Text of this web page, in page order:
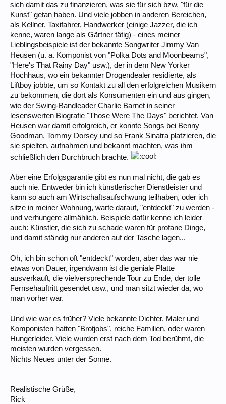
sich damit das zu finanzieren, was sie für sich bzw. "für die
Kunst" getan haben. Und viele jobben in anderen Bereichen,
als Kellner, Taxifahrer, Handwerker (einige Jazzer, die ich
kenne, waren lange als Gärtner tätig) - eines meiner
Lieblingsbeispiele ist der bekannte Songwriter Jimmy Van
Heusen (u. a. Komponist von "Polka Dots and Moonbeams",
"Here's That Rainy Day" usw.), der in dem New Yorker
Hochhaus, wo ein bekannter Drogendealer residierte, als
Liftboy jobbte, um so Kontakt zu all den erfolgreichen Musikern
zu bekommen, die dort als Konsumenten ein und aus gingen,
wie der Swing-Bandleader Charlie Barnet in seiner
lesenswerten Biografie "Those Were The Days" berichtet. Van
Heusen war damit erfolgreich, er konnte Songs bei Benny
Goodman, Tommy Dorsey und so Frank Sinatra platzieren, die
sie spielten, aufnahmen und bekannt machten, was ihm
schließlich den Durchbruch brachte.
Aber eine Erfolgsgarantie gibt es nun mal nicht, die gab es
auch nie. Entweder bin ich künstlerischer Dienstleister und
kann so auch am Wirtschaftsaufschwung teilhaben, oder ich
sitze in meiner Wohnung, warte darauf, "entdeckt" zu werden -
und verhungere allmählich. Beispiele dafür kenne ich leider
auch: Künstler, die sich zu schade waren für profane Dinge,
und damit ständig nur anderen auf der Tasche lagen...
Oh, ich bin schon oft "entdeckt" worden, aber das war nie
etwas von Dauer, irgendwann ist die geniale Platte
ausverkauft, die vielversprechende Tour zu Ende, der tolle
Fernsehauftritt gesendet usw., und man sitzt wieder da, wo
man vorher war.
Und wie war es früher? Viele bekannte Dichter, Maler und
Komponisten hatten "Brotjobs", reiche Familien, oder waren
Hungerleider. Viele wurden erst nach dem Tod berühmt, die
meisten wurden vergessen.
Nichts Neues unter der Sonne.
Realistische Grüße,
Rick